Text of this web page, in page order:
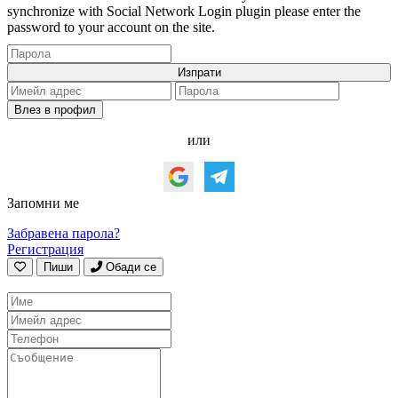
synchronize with Social Network Login plugin please enter the
password to your account on the site.
или
Запомни ме
Забравена парола?
Регистрация
Пиши Обади се